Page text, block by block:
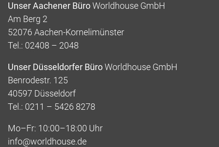
Unser Aachener BüroWorldhouse GmbH
Am Berg 2
52076 Aachen-Kornelimünster
Tel.: 02408 – 2048
Unser Düsseldorfer BüroWorldhouse GmbH
Benrodestr. 125
40597 Düsseldorf
Tel.: 0211 – 5426 8278
Mo–Fr: 10:00–18:00 Uhr
info@worldhouse.de